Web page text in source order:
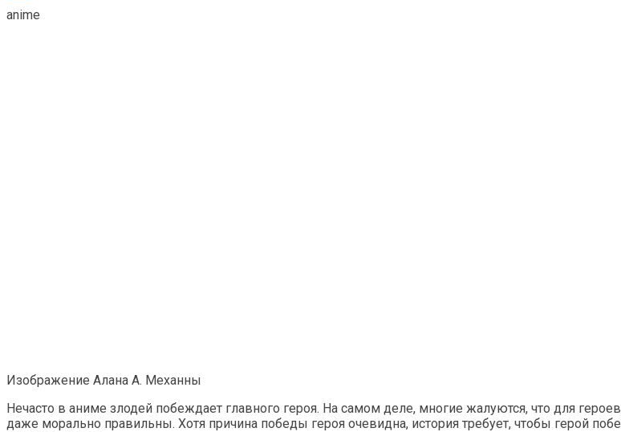
аnime
Изображение Алана А. Механны
Нечасто в аниме злодей побеждает главного героя. На самом деле, многие жалуются, что для
даже морально правильны. Хотя причина победы героя очевидна, история требует, чтобы герой